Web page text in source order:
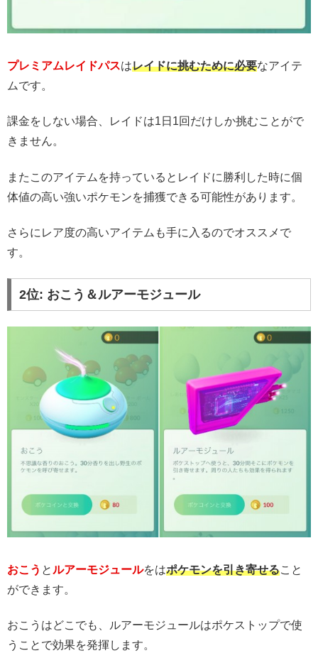
プレミアムレイドパスはレイドに挑むために必要なアイテ
ムです。
課金をしない場合、レイドは1日1回だけしか挑むことがで
きません。
またこのアイテムを持っているとレイドに勝利した時に個
体値の高い強いポケモンを捕獲できる可能性があります。
さらにレア度の高いアイテムも手に入るのでオススメで
す。
2位: おこう＆ルアーモジュール
おこう と ルアーモジュールをはポケモンを引き寄せること
ができます。
おこうはどこでも、ルアーモジュールはポケストップで使
うことで効果を発揮します。